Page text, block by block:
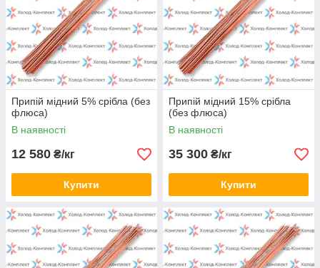
Припій мідний 5% срібла (без
флюса)
В наявності
12 580 ₴/кг
Купити
Припій мідний 15% срібла
(без флюса)
В наявності
35 300 ₴/кг
Купити